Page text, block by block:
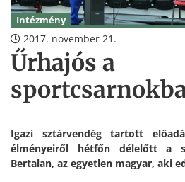
Intézmény
2017. november 21.
Űrhajós a
Igazi sztárvendég tartott
élményeiről hétfőn délelőtt a
Bertalan, az egyetlen magyar, aki